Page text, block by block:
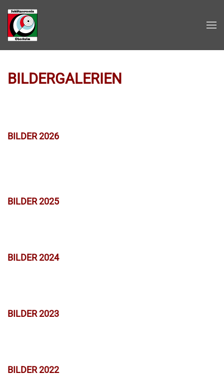
Zum Hauptinhalt springen
BILDERGALERIEN
BILDER 2026
BILDER 2025
BILDER 2024
BILDER 2023
BILDER 2022